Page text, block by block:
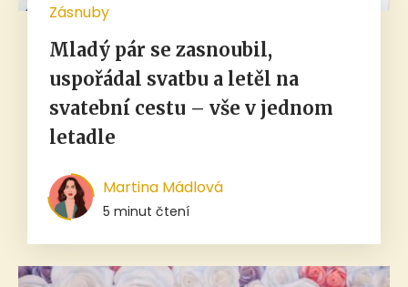
Zásnuby
Mladý pár se zasnoubil,
uspořádal svatbu a letěl na
svatební cestu – vše v jednom
letadle
Martina Mádlová
5 minut čtení